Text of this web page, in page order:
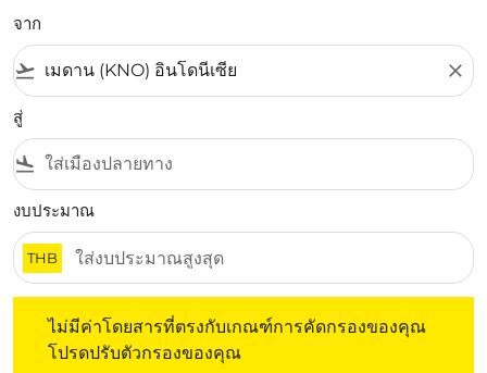
จาก
flight_takeoff close
สู่
flight_land
งบประมาณ
THB
ไม่มีค่าโดยสารที่ตรงกับเกณฑ์การคัดกรองของคุณ
โปรดปรับตัวกรองของคุณ